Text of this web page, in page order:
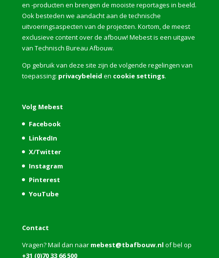
en -producten en brengen de mooiste reportages in beeld.
Ook besteden we aandacht aan de technische
uitvoeringsaspecten van de projecten. Kortom, de meest
exclusieve content over de afbouw! Mebest is een uitgave
van Technisch Bureau Afbouw.
Op gebruik van deze site zijn de volgende regelingen van
toepassing: privacybeleid en cookie settings.
Volg Mebest
Facebook
LinkedIn
X/Twitter
Instagram
Pinterest
YouTube
Contact
Vragen? Mail dan naar mebest@tbafbouw.nl of bel op
+31 (0)70 33 66 500